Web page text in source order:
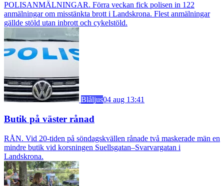
POLISANMÄLNINGAR. Förra veckan fick polisen in 122
anmälningar om misstänkta brott i Landskrona. Flest anmälningar
gällde stöld utan inbrott och cykelstöld.
Blåljus04 aug 13:41
Butik på väster rånad
RÅN. Vid 20-tiden på söndagskvällen rånade två maskerade män en
mindre butik vid korsningen Suellsgatan–Svarvargatan i
Landskrona.